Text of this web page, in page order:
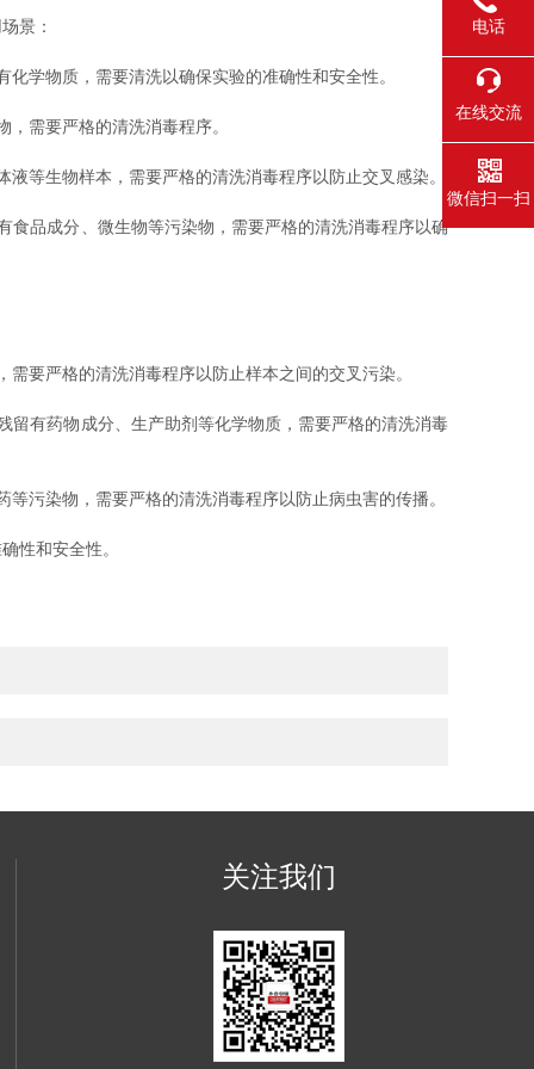
景：
学物质，需要清洗以确保实验的准确性和安全性。
需要严格的清洗消毒程序。
生物样本，需要严格的清洗消毒程序以防止交叉感染。
品成分、微生物等污染物，需要严格的清洗消毒程序以确
严格的清洗消毒程序以防止样本之间的交叉污染。
有药物成分、生产助剂等化学物质，需要严格的清洗消毒
染物，需要严格的清洗消毒程序以防止病虫害的传播。
性和安全性。
关注我们
电话
在线交流
微信扫一扫